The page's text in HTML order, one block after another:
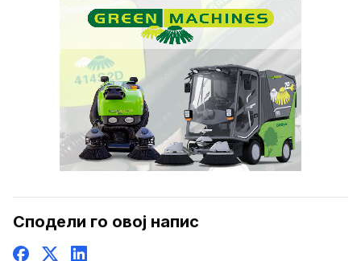
Сподели го овој напис